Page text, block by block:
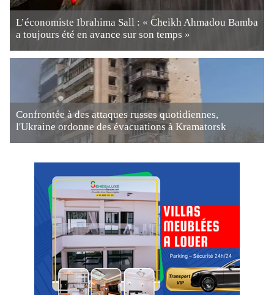
L’économiste Ibrahima Sall : « Cheikh Ahmadou Bamba
a toujours été en avance sur son temps »
Confrontée à des attaques russes quotidiennes,
l'Ukraine ordonne des évacuations à Kramatorsk